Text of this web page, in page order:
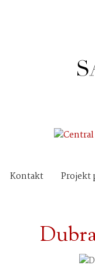
Kontakt Projekt